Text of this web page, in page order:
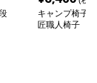
キャンプ椅子
匠職人椅子